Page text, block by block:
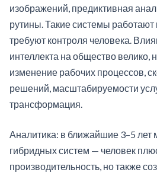
изображений, предиктивная
рутины. Такие системы работают
требуют контроля человека.
интеллекта на общество велико,
изменение рабочих процессов,
решений, масштабируемости
трансформация.
Аналитика: в ближайшие 3–5
гибридных систем — человек
производительность, но также